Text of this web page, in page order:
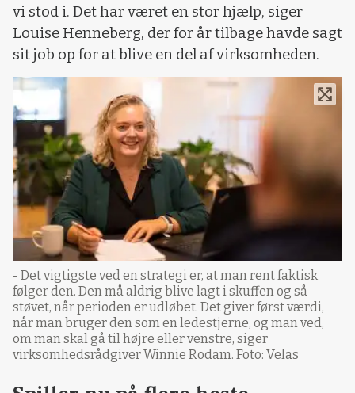
vi stod i. Det har været en stor hjælp, siger
Louise Henneberg, der for år tilbage havde sagt
sit job op for at blive en del af virksomheden.
- Det vigtigste ved en strategi er, at man rent faktisk
følger den. Den må aldrig blive lagt i skuffen og så
støvet, når perioden er udløbet. Det giver først værdi,
når man bruger den som en ledestjerne, og man ved,
om man skal gå til højre eller venstre, siger
virksomhedsrådgiver Winnie Rodam. Foto: Velas